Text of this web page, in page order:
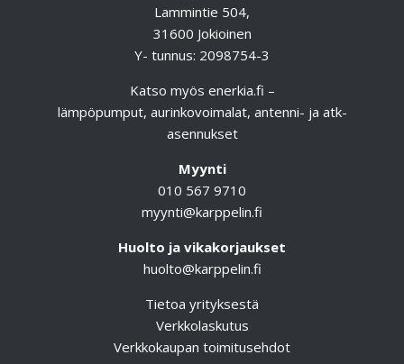
Lammintie 504,
31600 Jokioinen
Y- tunnus: 2098754-3
Katso myös enerkia.fi –
lämpöpumput, aurinkovoimalat, antenni- ja atk-
asennukset
Myynti
010 567 9710
myynti@karppelin.fi
Huolto ja vikakorjaukset
huolto@karppelin.fi
Tietoa yrityksestä
Verkkolaskutus
Verkkokaupan toimitusehdot